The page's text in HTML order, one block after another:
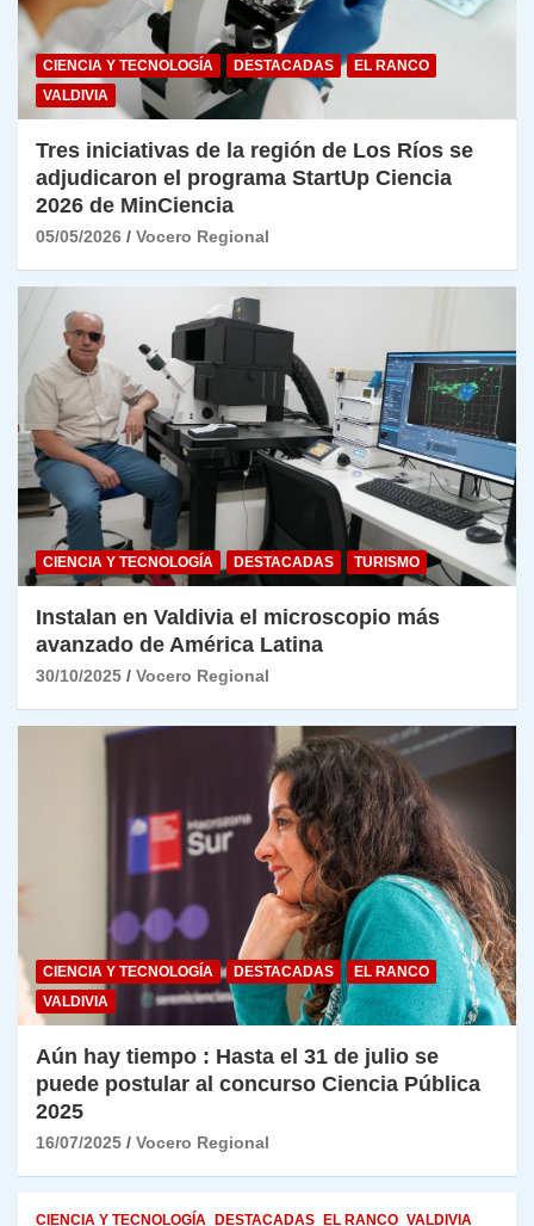
CIENCIA Y TECNOLOGÍA DESTACADAS
EL RANCO
VALDIVIA
Tres iniciativas de la región de Los Ríos se
adjudicaron el programa StartUp Ciencia
2026 de MinCiencia
05/05/2026 Vocero Regional
CIENCIA Y TECNOLOGÍA DESTACADAS TURISMO
Instalan en Valdivia el microscopio más
avanzado de América Latina
30/10/2025 Vocero Regional
CIENCIA Y TECNOLOGÍA DESTACADAS
EL RANCO
VALDIVIA
Aún hay tiempo : Hasta el 31 de julio se
puede postular al concurso Ciencia Pública
2025
16/07/2025 Vocero Regional
CIENCIA Y TECNOLOGÍA DESTACADAS EL RANCO VALDIVIA